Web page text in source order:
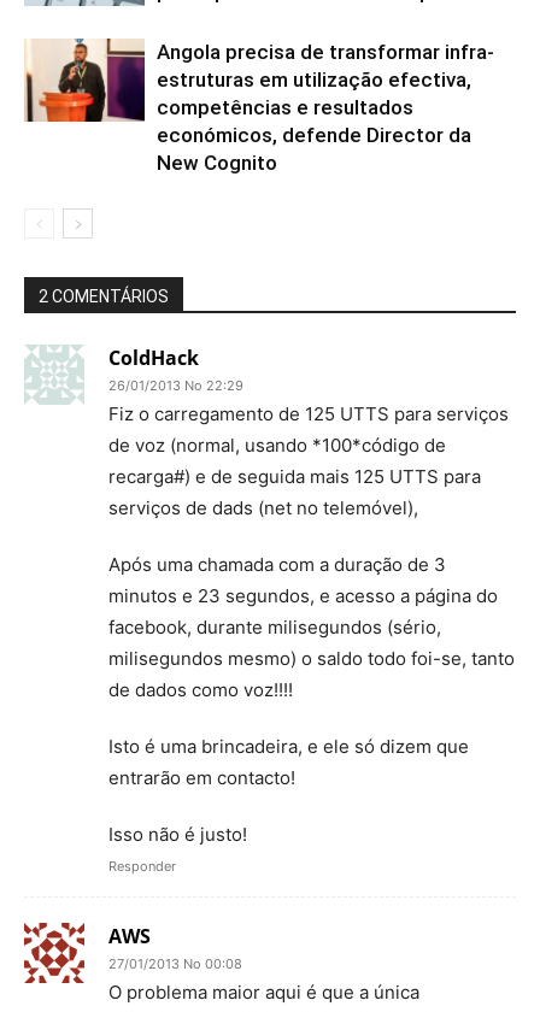
Angola precisa de transformar infra-
estruturas em utilização efectiva,
competências e resultados
económicos, defende Director da
New Cognito
2 COMENTÁRIOS
ColdHack
26/01/2013 No 22:29
Fiz o carregamento de 125 UTTS para serviços
de voz (normal, usando *100*código de
recarga#) e de seguida mais 125 UTTS para
serviços de dads (net no telemóvel),
Após uma chamada com a duração de 3
minutos e 23 segundos, e acesso a página do
facebook, durante milisegundos (sério,
milisegundos mesmo) o saldo todo foi-se, tanto
de dados como voz!!!!
Isto é uma brincadeira, e ele só dizem que
entrarão em contacto!
Isso não é justo!
Responder
AWS
27/01/2013 No 00:08
O problema maior aqui é que a única